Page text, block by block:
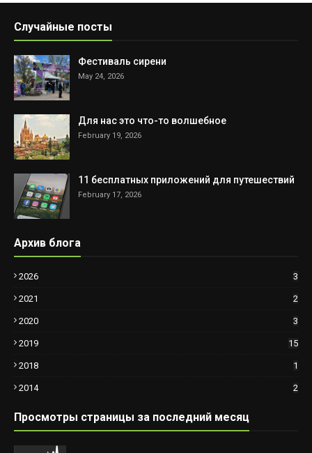
Случайные посты
Фестиваль сирени
May 24, 2026
Для нас это что-то волшебное
February 19, 2026
11 бесплатных приложений для путешествий
February 17, 2026
Архив блога
2026 3
2021 2
2020 3
2019 15
2018 1
2014 2
Просмотры страницы за последний месяц